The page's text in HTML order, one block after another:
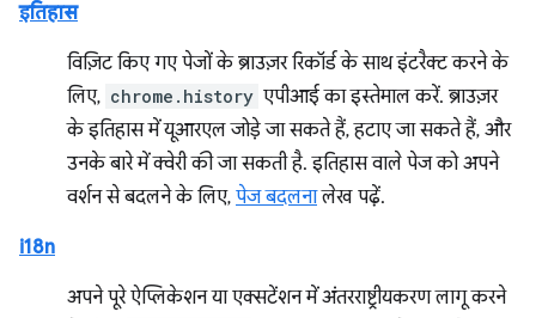
इतिहास
विज़िट किए गए पेजों के ब्राउज़र रिकॉर्ड के साथ इंटरैक्ट करने के
लिए, chrome.history एपीआई का इस्तेमाल करें. ब्राउज़र
के इतिहास में यूआरएल जोड़े जा सकते हैं, हटाए जा सकते हैं, और
उनके बारे में क्वेरी की जा सकती है. इतिहास वाले पेज को अपने
वर्शन से बदलने के लिए, पेज बदलनालेख पढ़ें.
i18n
अपने पूरे ऐप्लिकेशन या एक्सटेंशन में अंतरराष्ट्रीयकरण लागू करने